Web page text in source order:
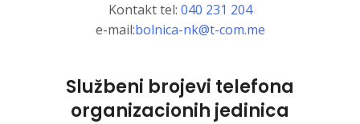
Kontakt tel: 040 231 204
e-mail:bolnica-nk@t-com.me
Službeni brojevi telefona
organizacionih jedinica